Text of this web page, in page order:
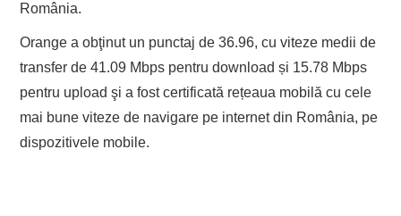
România.
Orange a obţinut un punctaj de 36.96, cu viteze medii de
transfer de 41.09 Mbps pentru download și 15.78 Mbps
pentru upload şi a fost certificată rețeaua mobilă cu cele
mai bune viteze de navigare pe internet din România, pe
dispozitivele mobile.